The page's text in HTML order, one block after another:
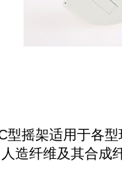
型摇架适用于各
造纤维及其合成